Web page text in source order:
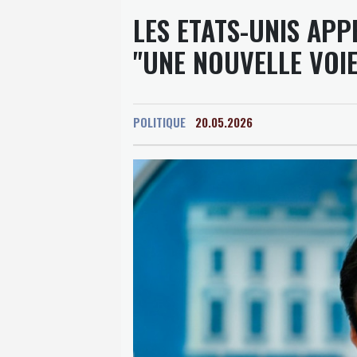
LES ETATS-UNIS
"UNE NOUVELLE
POLITIQUE 20.05.2026